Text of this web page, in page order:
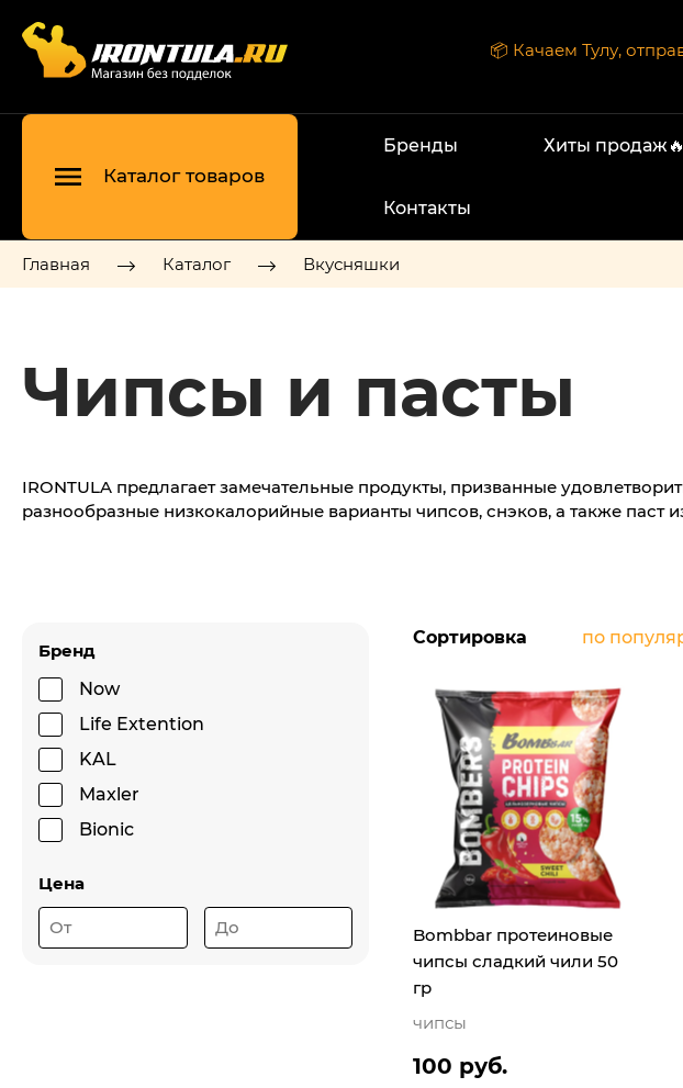
📦 Качаем Тулу,
Каталог товаров
Бренды Хиты продаж🔥
Контакты
Главная Каталог Вкусняшки
Чипсы и пасты
IRONTULA предлагает замечательные продукты, призванные
разнообразные низкокалорийные варианты чипсов, снэков, а также паст
Бренд
Now
Life Extention
KAL
Maxler
Bionic
Цена
Сортировка по
Bombbar протеиновые
чипсы сладкий чили 50
гр
чипсы
100 руб.